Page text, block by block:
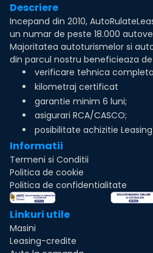
Descriere
Incepand din 2010,
un numar de peste 18.000
Majoritatea autoturismelor si
din parcul nostru beneficieaza
verificare tehnica
kilometraj certificat
garantie minim 6 luni;
asigurari RCA/CASCO;
posibilitate achizitie
Informatii
Termeni si Conditii
Politica de cookie
Politica de confidentialitate
Linkuri utile
Masini
Leasing-credite